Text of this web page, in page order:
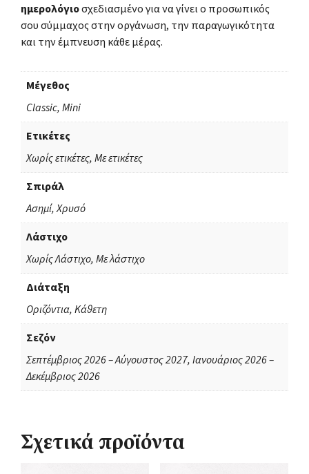
ημερολόγιοσχεδιασμένο για να γίνει ο προσωπικός
σου σύμμαχος στην οργάνωση, την παραγωγικότητα
και την έμπνευση κάθε μέρας.
Μέγεθος
Classic, Mini
Ετικέτες
Χωρίς ετικέτες, Με ετικέτες
Σπιράλ
Ασημί, Χρυσό
Λάστιχο
Χωρίς Λάστιχο, Με λάστιχο
Διάταξη
Οριζόντια, Κάθετη
Σεζόν
Σεπτέμβριος 2026 – Αύγουστος 2027, Ιανουάριος 2026 –
Δεκέμβριος 2026
Σχετικά προϊόντα